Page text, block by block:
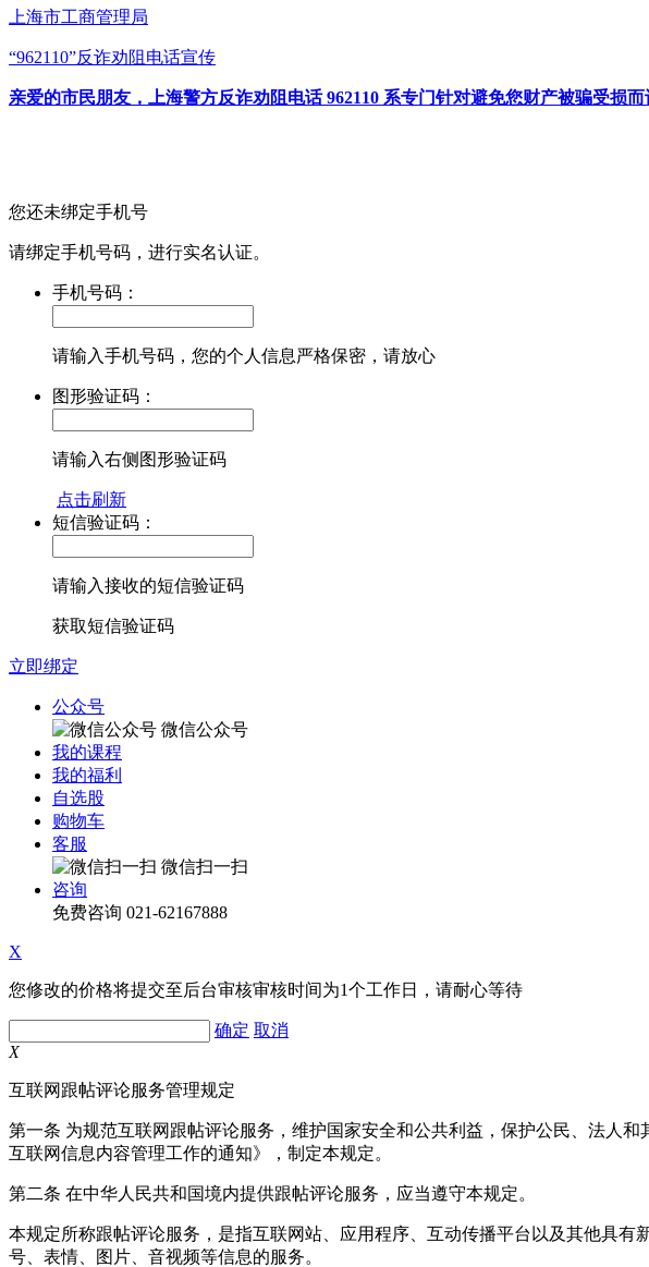
上海市工商管理局
“962110”反诈劝阻电话宣传
亲爱的市民朋友，上海警方反诈劝阻电话 962110 系专门针对避免您财产被骗受损
您还未绑定手机号
请绑定手机号码，进行实名认证。
手机号码：
请输入手机号码，您的个人信息严格保密，请放心
图形验证码：
请输入右侧图形验证码
点击刷新
短信验证码：
请输入接收的短信验证码
获取短信验证码
立即绑定
公众号
微信公众号
我的课程
我的福利
自选股
购物车
客服
微信扫一扫
咨询
免费咨询 021-62167888
X
您修改的价格将提交至后台审核审核时间为1个工作日，请耐心等待
确定 取消
X
互联网跟帖评论服务管理规定
第一条 为规范互联网跟帖评论服务，维护国家安全和公共利益，保护公民、法人
互联网信息内容管理工作的通知》，制定本规定。
第二条 在中华人民共和国境内提供跟帖评论服务，应当遵守本规定。
本规定所称跟帖评论服务，是指互联网站、应用程序、互动传播平台以及其他具
号、表情、图片、音视频等信息的服务。